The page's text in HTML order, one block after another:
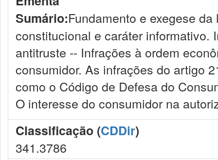
Sumário:Fundamento e exegese
constitucional e caráter informativo.
antitruste -- Infrações à ordem
consumidor. As infrações do artigo
como o Código de Defesa do
O interesse do consumidor na
Classificação (CDDir)
341.3786